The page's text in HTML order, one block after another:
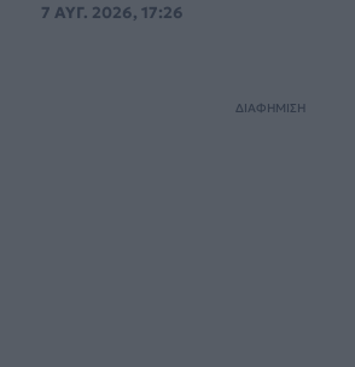
7 ΑΥΓ. 2026, 17:26
ΔΙΑΦΗΜΙΣΗ